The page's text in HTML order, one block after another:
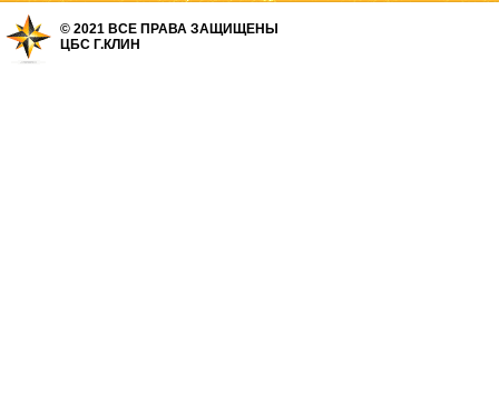
© 2021 ВСЕ ПРАВА ЗАЩИЩЕНЫ
ЦБС Г.КЛИН